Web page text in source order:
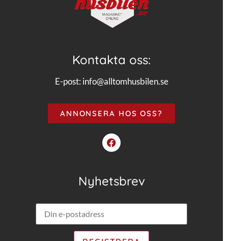
Kontakta oss:
E-post: info@alltomhusbilen.se
ANNONSERA HOS OSS?
Nyhetsbrev